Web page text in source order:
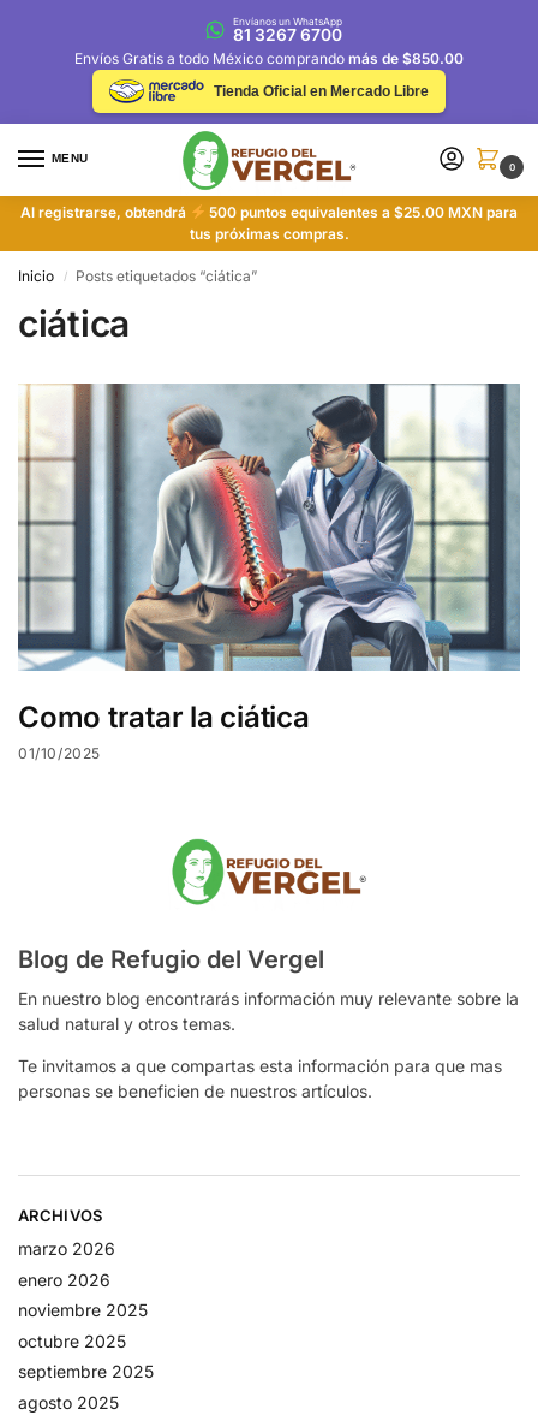
Envíanos un WhatsApp
81 3267 6700
Envíos Gratis a todo México comprando más de $850.00
Tienda Oficial en Mercado Libre
MENU
0
Al registrarse, obtendrá
500 puntos equivalentes a $25.00 MXN para
tus próximas compras.
Inicio / Posts etiquetados “ciática”
ciática
Como tratar la ciática
01/10/2025
Blog de Refugio del Vergel
En nuestro blog encontrarás información muy relevante sobre la
salud natural y otros temas.
Te invitamos a que compartas esta información para que mas
personas se beneficien de nuestros artículos.
ARCHIVOS
marzo 2026
enero 2026
noviembre 2025
octubre 2025
septiembre 2025
agosto 2025